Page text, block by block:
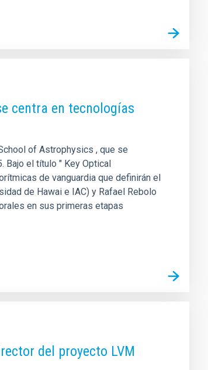
centra en tecnologías
of Astrophysics , que se
Bajo el título " Key Optical
de vanguardia que definirán el
de Hawai e IAC) y Rafael Rebolo
en sus primeras etapas
del proyecto LVM